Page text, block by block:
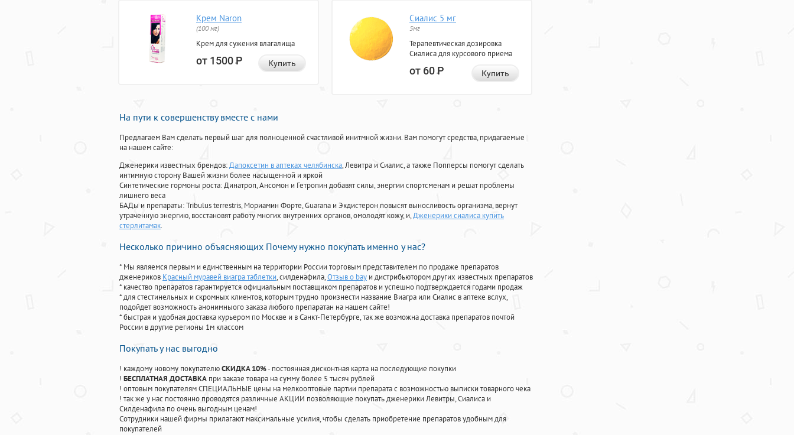
Крем Naron
(100 мг)
Крем для сужения влагалища
от 1500Р Купить
Сиалис 5 мг
5мг
Терапевтическая дозировка
Сиалиса для курсового приема
от 60Р Купить
На пути к совершенству вместе с нами
Предлагаем Вам сделать первый шаг для полноценной счастливой инитмной жизни. Вам помогут средства, придагаемые
на нашем сайте:
Дженерики известных брендов:Дапоксетин в аптеках челябинска, Левитра и Сиалис, а также Попперсы помогут сделать
интимную сторону Вашей жизни более насыщенной и яркой
Синтетические гормоны роста: Динатроп, Ансомон и Гетропин добавят силы, энергии спортсменам и решат проблемы
лишнего веса
БАДы и препараты:Tribulus terrestris, Мориамин Форте, Guarana и Экдистерон повысят выносливость организма, вернут
утраченную энергию, восстановят работу многих внутренних органов, омолодят кожу, и,Дженерики сиалиса купить
стерлитамак.
Несколько причино объясняющих Почему нужно покупать именно у нас?
* Мы являемся первым и единственным на территории России торговым представителем по продаже препаратов
дженериков Красный муравей виагра таблетки, силденафила,Отзыв о bay и дистрибьютором других известных препаратов
* качество препаратов гарантируется официальным поставщиком препаратов и успешно подтверждается годами продаж
* для стестинельных и скромных клиентов, которым трудно произнести название Виагра или Сиалис в аптеке вслух,
подойдет возможность анонимныого заказа любого препаратан на нашем сайте!
* быстрая и удобная доставка курьером по Москве и в Санкт-Петербурге, так же возможна доставка препаратов почтой
России в другие регионы 1м классом
Покупать у нас выгодно
! каждому новому покупателюСКИДКА 10%- постоянная дисконтная карта на последующие покупки
! БЕСПЛАТНАЯ ДОСТАВКА при заказе товара на сумму более 5 тысяч рублей
! оптовым покупателям СПЕЦИАЛЬНЫЕ цены на мелкооптовые партии препарата с возможностью выписки товарного чека
! так же у нас постоянно проводятся различные АКЦИИ позволяющие покупать дженерики Левитры, Сиалиса и
Силденафила по очень выгодным ценам!
Cотрудники нашей фирмы прилагают максимальные усилия, чтобы сделать приобретение препаратов удобным для
покупателей